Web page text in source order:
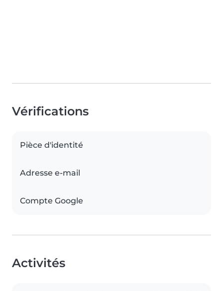
Vérifications
Pièce d'identité
Adresse e-mail
Compte Google
Activités